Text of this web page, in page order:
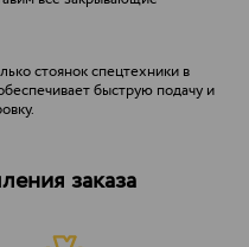
стоянок спецтехники в
быструю подачу и
заказа